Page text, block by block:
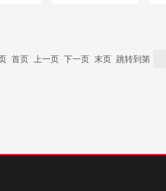
/ 1 页 首页 上一页 下一页 末页 跳转到第